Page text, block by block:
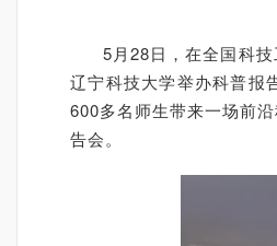
5月28日，在全国科
辽宁科技大学举办科普报
600多名师生带来一场前
告会。